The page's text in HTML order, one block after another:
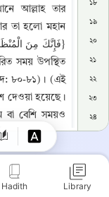
Hadith Library
আল্লাহ তার
তা হলো মহান
সময় উপস্থিত
৮০-৮১)। (এই
দেওয়া হয়েছে।
বা বেশি সময়ও
হয়ে যায় এবং
আল্লাহ তা‘আলা
যা আমরা
গেল, যে পর্যন্ত
১৮
১৯
২০
২১
২২
২৩
২৪
২৬